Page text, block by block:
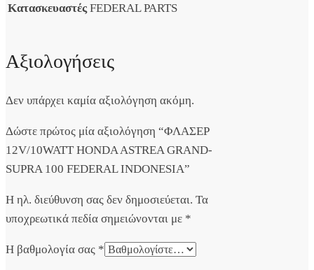
Κατασκευαστές FEDERAL PARTS
Αξιολογήσεις
Δεν υπάρχει καμία αξιολόγηση ακόμη.
Δώστε πρώτος μία αξιολόγηση “ΦΛΑΣΕΡ
12V/10WATT HONDA ASTREA GRAND-
SUPRA 100 FEDERAL INDONESIA”
Η ηλ. διεύθυνση σας δεν δημοσιεύεται. Τα
υποχρεωτικά πεδία σημειώνονται με *
Η βαθμολογία σας *